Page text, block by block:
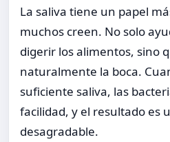
La saliva tiene un papel
muchos creen. No solo
digerir los alimentos, sino
naturalmente la boca.
suficiente saliva, las
facilidad, y el resultado es
desagradable.